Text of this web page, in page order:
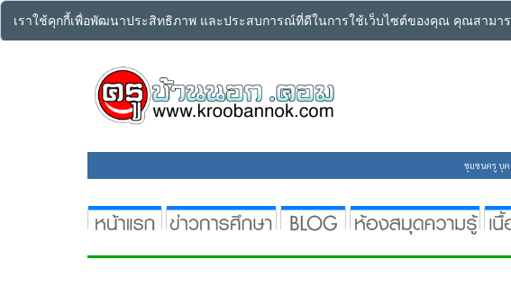
เราใช้คุกกี้เพื่อพัฒนาประสิทธิภาพ และประสบการณ์ที่ดีในการใช้เว็บไซต์ของคุณ คุณสามาร
ชุมชนครู บุค